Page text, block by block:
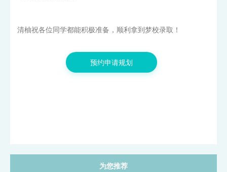
清柚祝各位同学都能积极准备，顺利拿到梦校录取！
预约申请规划
为您推荐
香港理工大学提前批申请要求 |...